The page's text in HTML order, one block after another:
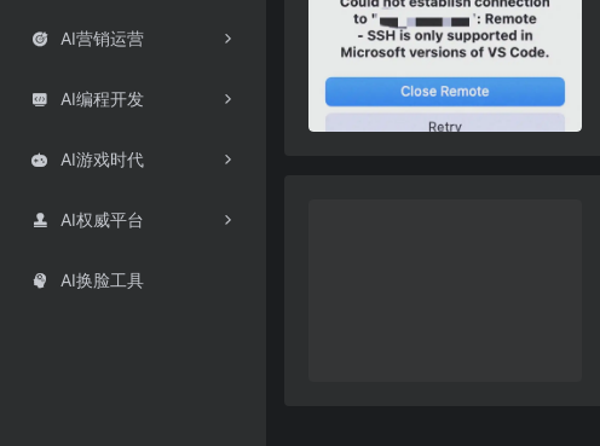
 AI营销运营
 AI编程开发
 AI游戏时代
 AI权威平台
 AI换脸工具